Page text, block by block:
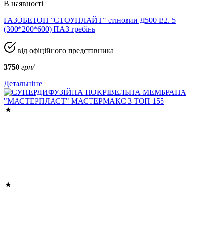
В наявності
ГАЗОБЕТОН "СТОУНЛАЙТ" стіновий Д500 В2. 5
(300*200*600) ПАЗ гребінь
від офіційного представника
3750 грн/
Детальніше